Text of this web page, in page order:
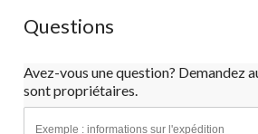
Questions
Avez-vous une question? Demandez
sont propriétaires.